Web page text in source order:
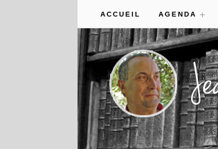
ACCUEIL AGENDA